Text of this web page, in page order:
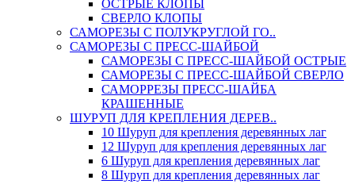
ОСТРЫЕ КЛОПЫ
СВЕРЛО КЛОПЫ
САМОРЕЗЫ С ПОЛУКРУГЛОЙ ГО..
САМОРЕЗЫ С ПРЕСС-ШАЙБОЙ
САМОРЕЗЫ С ПРЕСС-ШАЙБОЙ ОСТРЫЕ
САМОРЕЗЫ С ПРЕСС-ШАЙБОЙ СВЕРЛО
САМОРРЕЗЫ ПРЕСС-ШАЙБА
КРАШЕННЫЕ
ШУРУП ДЛЯ КРЕПЛЕНИЯ ДЕРЕВ..
10 Шуруп для крепления деревянных лаг
12 Шуруп для крепления деревянных лаг
6 Шуруп для крепления деревянных лаг
8 Шуруп для крепления деревянных лаг